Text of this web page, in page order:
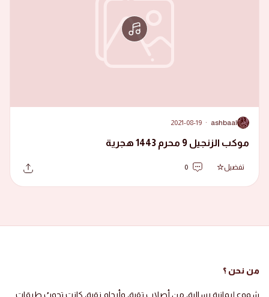
A
ashbaal
·
2021-08-19
موكب الزنجيل 9 محرم 1443 هجرية
تفضيل 0
من نحن ؟
شموع إيمانية رسالية، من أصلاب تقية، وأرحام نقية، كانت تجوبُ طرقات